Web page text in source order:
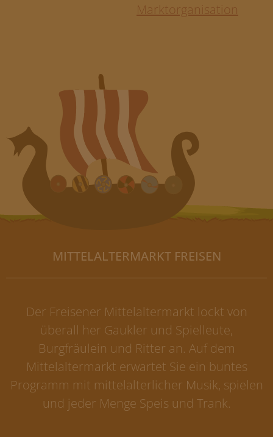
Marktorganisation
MITTELALTERMARKT FREISEN
Der Freisener Mittelaltermarkt lockt von
überall her Gaukler und Spielleute,
Burgfräulein und Ritter an. Auf dem
Mittelaltermarkt erwartet Sie ein buntes
Programm mit mittelalterlicher Musik, spielen
und jeder Menge Speis und Trank.